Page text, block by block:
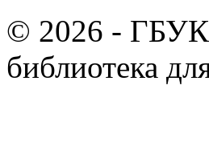
© 2026 - ГБУК
библиотека